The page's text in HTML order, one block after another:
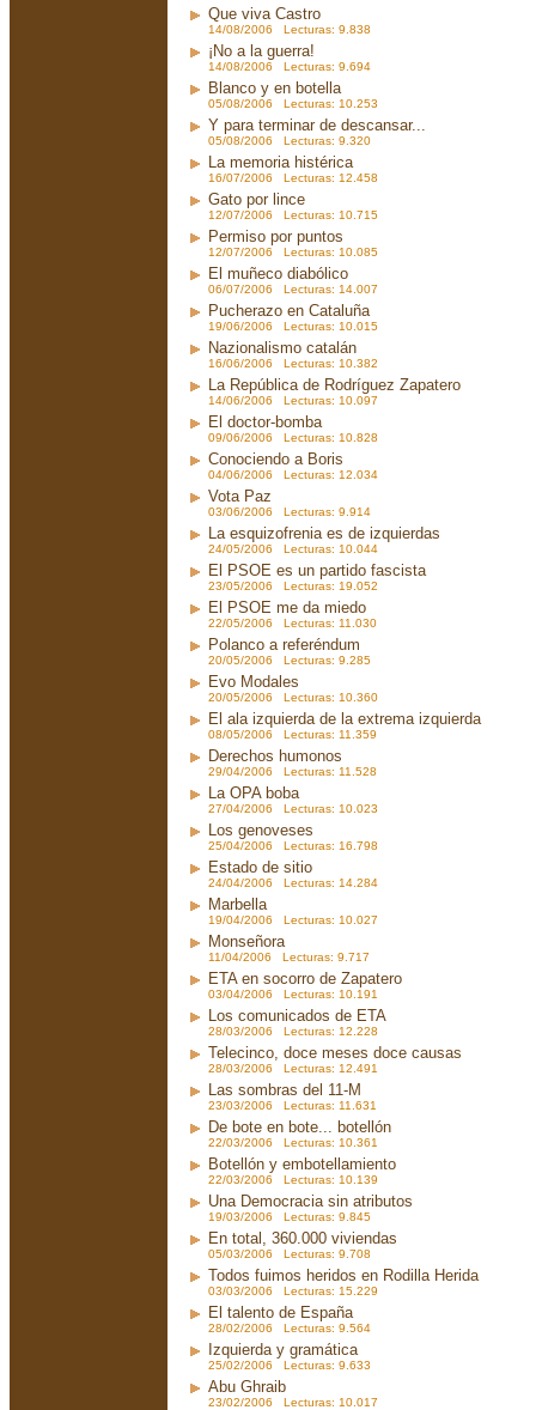
Que viva Castro
14/08/2006 Lecturas: 9.838
¡No a la guerra!
14/08/2006 Lecturas: 9.694
Blanco y en botella
05/08/2006 Lecturas: 10.253
Y para terminar de descansar...
05/08/2006 Lecturas: 9.320
La memoria histérica
16/07/2006 Lecturas: 12.458
Gato por lince
12/07/2006 Lecturas: 10.715
Permiso por puntos
12/07/2006 Lecturas: 10.085
El muñeco diabólico
06/07/2006 Lecturas: 14.007
Pucherazo en Cataluña
19/06/2006 Lecturas: 10.015
Nazionalismo catalán
16/06/2006 Lecturas: 10.382
La República de Rodríguez Zapatero
14/06/2006 Lecturas: 10.097
El doctor-bomba
09/06/2006 Lecturas: 10.828
Conociendo a Boris
04/06/2006 Lecturas: 12.034
Vota Paz
03/06/2006 Lecturas: 9.914
La esquizofrenia es de izquierdas
24/05/2006 Lecturas: 10.044
El PSOE es un partido fascista
23/05/2006 Lecturas: 19.052
El PSOE me da miedo
22/05/2006 Lecturas: 11.030
Polanco a referéndum
20/05/2006 Lecturas: 9.285
Evo Modales
20/05/2006 Lecturas: 10.360
El ala izquierda de la extrema izquierda
08/05/2006 Lecturas: 11.359
Derechos humonos
29/04/2006 Lecturas: 11.528
La OPA boba
27/04/2006 Lecturas: 10.023
Los genoveses
25/04/2006 Lecturas: 16.798
Estado de sitio
24/04/2006 Lecturas: 14.284
Marbella
19/04/2006 Lecturas: 10.027
Monseñora
11/04/2006 Lecturas: 9.717
ETA en socorro de Zapatero
03/04/2006 Lecturas: 10.191
Los comunicados de ETA
28/03/2006 Lecturas: 12.228
Telecinco, doce meses doce causas
28/03/2006 Lecturas: 12.491
Las sombras del 11-M
23/03/2006 Lecturas: 11.631
De bote en bote... botellón
22/03/2006 Lecturas: 10.361
Botellón y embotellamiento
22/03/2006 Lecturas: 10.139
Una Democracia sin atributos
19/03/2006 Lecturas: 9.845
En total, 360.000 viviendas
05/03/2006 Lecturas: 9.708
Todos fuimos heridos en Rodilla Herida
03/03/2006 Lecturas: 15.229
El talento de España
28/02/2006 Lecturas: 9.564
Izquierda y gramática
25/02/2006 Lecturas: 9.633
Abu Ghraib
23/02/2006 Lecturas: 10.017